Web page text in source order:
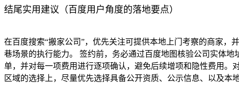
结尾实用建议（百度用户角度的落地要点）
在百度搜索“搬家公司”，优先关注可提供本地上门考察的商家
巷场景的执行能力。 签约前，务必通过百度地图核验公司实体
单，并对每一项费用进行逐项确认，避免后续增项和隐性费用。
区域的选择上，尽量优先选择具备公开资质、公示信息、以及